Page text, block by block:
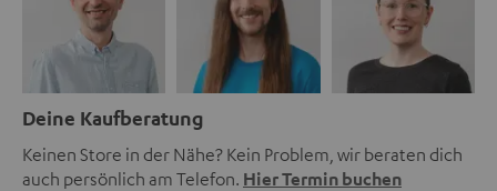
Deine Kaufberatung
Keinen Store in der Nähe? Kein Problem, wir beraten dich
auch persönlich am Telefon. Hier Termin buchen